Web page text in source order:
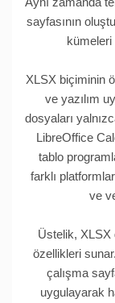
sayfasının
kümeleri
XLSX biçiminin
ve yazılım
dosyaları
LibreOffice
tablo
farklı
ve
Üstelik, XLSX
özellikleri
çalışma
uygulayarak